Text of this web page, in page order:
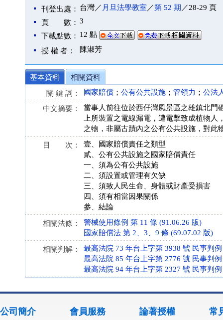
刊登出處： 台灣／ 月旦法學教室 ／第 52 期 ／28-29 頁
頁 數： 3
下載點數： 12 點
授 權 者： 陳淑芳
基本資料
相關資料
關 鍵 詞：
國家賠償 ； 公有公共設施 ； 管領力 ； 公法
中文摘要：
當事人前往位於西仔灣風景區之雄鎮北門
上所裝置之電線漏電，遭電擊致成植物
之物，非屬古蹟內之公有公共設施，對此
目 次：
壹、國家賠償責任之類型
貳、公有公共設施之國家賠償責任
一、須為公有公共設施
二、須設置或管理有欠缺
三、須致人民生命、身體或財產受損害
四、須有相當因果關係
參、結論
相關法條：
警械使用條例 第 11 條 (91.06.26 版)
國家賠償法 第 2、3、9 條 (69.07.02 版)
相關判解：
最高法院 73 年台上字第 3938 號 民事判例
最高法院 85 年台上字第 2776 號 民事判例
最高法院 94 年台上字第 2327 號 民事判例
公司簡介 會員服務 論著授權 常